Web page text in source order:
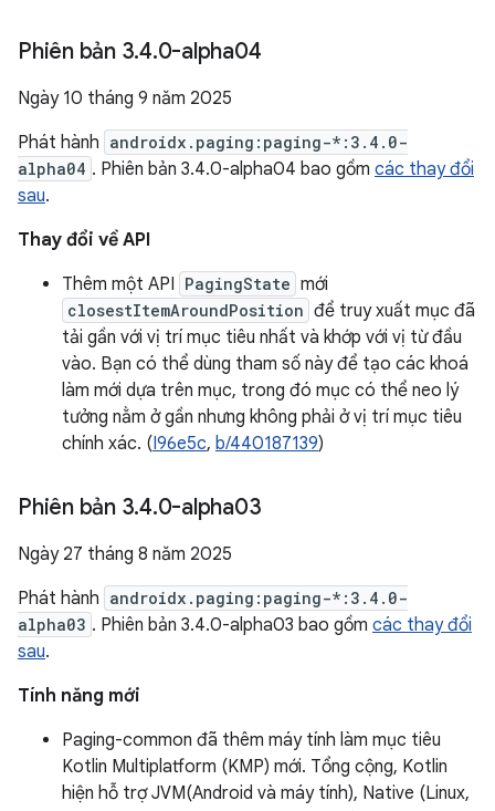
Phiên bản 3.4.0-alpha04
Ngày 10 tháng 9 năm 2025
Phát hành androidx.paging:paging-*:3.4.0-
alpha04 . Phiên bản 3.4.0-alpha04 bao gồm các thay đổi
sau.
Thay đổi về API
Thêm một API PagingState mới
closestItemAroundPosition để truy xuất mục đã
tải gần với vị trí mục tiêu nhất và khớp với vị từ đầu
vào. Bạn có thể dùng tham số này để tạo các khoá
làm mới dựa trên mục, trong đó mục có thể neo lý
tưởng nằm ở gần nhưng không phải ở vị trí mục tiêu
chính xác. (I96e5c, b/440187139)
Phiên bản 3.4.0-alpha03
Ngày 27 tháng 8 năm 2025
Phát hành androidx.paging:paging-*:3.4.0-
alpha03 . Phiên bản 3.4.0-alpha03 bao gồm các thay đổi
sau.
Tính năng mới
Paging-common đã thêm máy tính làm mục tiêu
Kotlin Multiplatform (KMP) mới. Tổng cộng, Kotlin
hiện hỗ trợ JVM(Android và máy tính), Native (Linux,